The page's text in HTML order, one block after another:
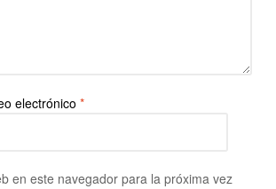
electrónico *
en este navegador para la próxima vez